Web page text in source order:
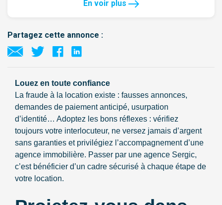
En voir plus
Partagez cette annonce :
Louez en toute confiance
La fraude à la location existe : fausses annonces,
demandes de paiement anticipé, usurpation
d’identité… Adoptez les bons réflexes : vérifiez
toujours votre interlocuteur, ne versez jamais d’argent
sans garanties et privilégiez l’accompagnement d’une
agence immobilière. Passer par une agence Sergic,
c’est bénéficier d’un cadre sécurisé à chaque étape de
votre location.